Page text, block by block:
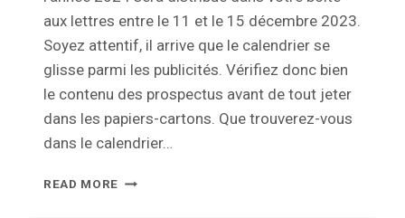
aux lettres entre le 11 et le 15 décembre 2023.
Soyez attentif, il arrive que le calendrier se
glisse parmi les publicités. Vérifiez donc bien
le contenu des prospectus avant de tout jeter
dans les papiers-cartons. Que trouverez-vous
dans le calendrier…
READ MORE VOTRE